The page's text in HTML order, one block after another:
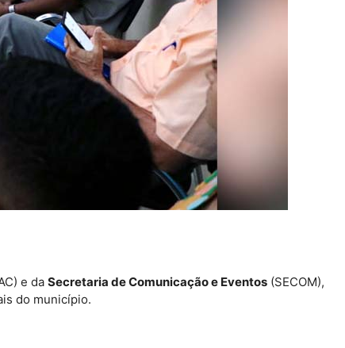
e da Secretaria de Comunicação e Eventos (SECOM),
do município.